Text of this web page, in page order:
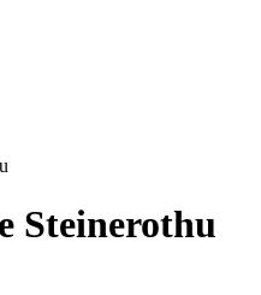
Steinerothu